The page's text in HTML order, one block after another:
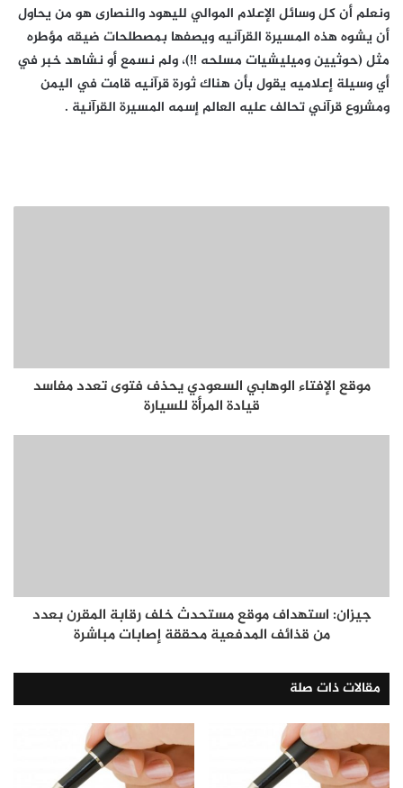
ونعلم أن كل وسائل الإعلام الموالي لليهود والنصارى هو من يحاول
أن يشوه هذه المسيرة القرآنيه ويصفها بمصطلحات ضيقه مؤطره
مثل (حوثيين وميليشيات مسلحه !!)، ولم نسمع أو نشاهد خبر في
أي وسيلة إعلاميه يقول بأن هناك ثورة قرآنيه قامت في اليمن
ومشروع قرآني تحالف عليه العالم إسمه المسيرة القرآنية .
موقع الإفتاء الوهابي السعودي يحذف فتوى تعدد مفاسد
قيادة المرأة للسيارة
جيزان: استهداف موقع مستحدث خلف رقابة المقرن بعدد
من قذائف المدفعية محققة إصابات مباشرة
مقالات ذات صلة